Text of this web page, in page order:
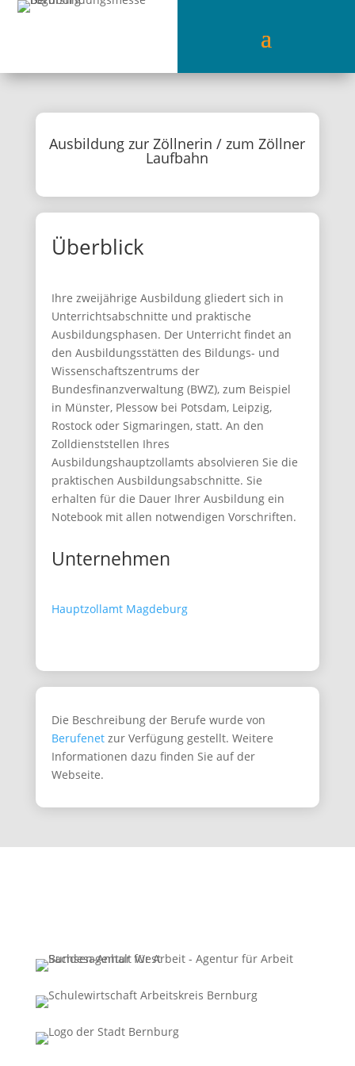
Ausbildung zur Zöllnerin / zum Zöllner
Laufbahn
Überblick
Ihre zweijährige Ausbildung gliedert sich in
Unterrichtsabschnitte und praktische
Ausbildungsphasen. Der Unterricht findet an
den Ausbildungsstätten des Bildungs- und
Wissenschaftszentrums der
Bundesfinanzverwaltung (BWZ), zum Beispiel
in Münster, Plessow bei Potsdam, Leipzig,
Rostock oder Sigmaringen, statt. An den
Zolldienststellen Ihres
Ausbildungshauptzollamts absolvieren Sie die
praktischen Ausbildungsabschnitte. Sie
erhalten für die Dauer Ihrer Ausbildung ein
Notebook mit allen notwendigen Vorschriften.
Unternehmen
Hauptzollamt Magdeburg
Die Beschreibung der Berufe wurde von
Berufenetzur Verfügung gestellt. Weitere
Informationen dazu finden Sie auf der
Webseite.